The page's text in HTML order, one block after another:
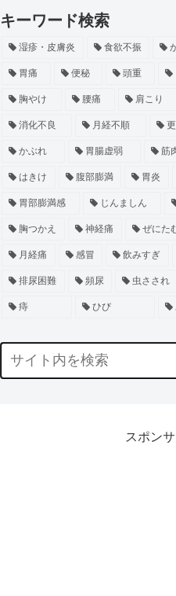
キーワード検索
湿疹・皮膚炎 食欲不振
胃痛 便秘 頭重
胸やけ 腰痛 肩こり
消化不良 月経不順 更
かぶれ 胃腸虚弱 筋
はきけ 腹部膨満 胃炎
胃部膨満感 じんましん
胸つかえ 神経痛 ぜにた
月経痛 感冒 飲みすぎ
排尿困難 頻尿 虫さされ
痔 ひび
スポン